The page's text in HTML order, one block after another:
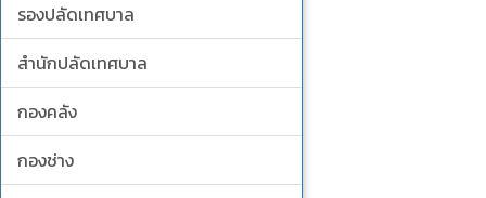
รองปลัดเทศบาล
สำนักปลัดเทศบาล
กองคลัง
กองช่าง